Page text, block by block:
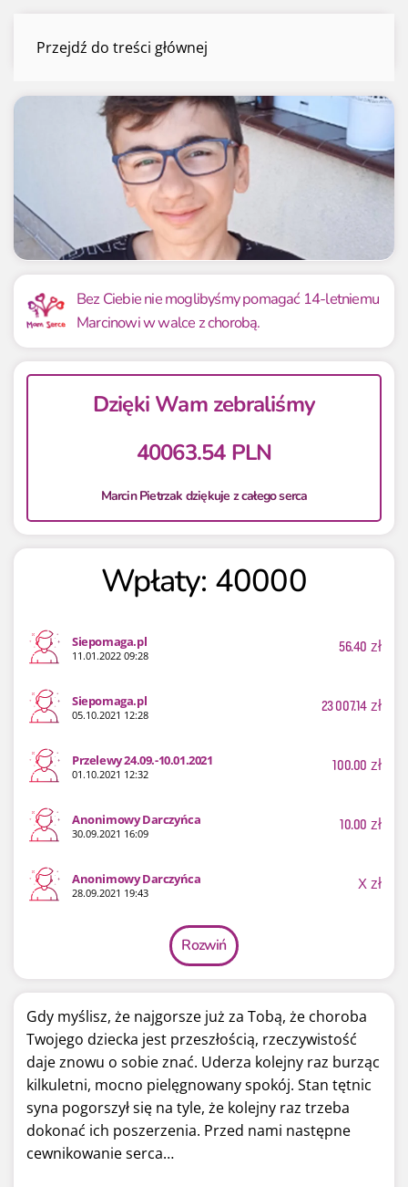
Przejdź do treści głównejMarcin Pietrzak
Mamy już
40 063.54 zł
Potrzebujemy
40 000 zł
100.16% 100.16%
Bez Ciebie nie moglibyśmy pomagać 14-letniemu
Marcinowi w walce z chorobą.
Dzięki Wam zebraliśmy
40063.54 PLN
Marcin Pietrzak dziękuje z całego serca
Wpłaty: 40000
Siepomaga.pl
11.01.2022 09:28 56.40 zł
Siepomaga.pl
05.10.2021 12:28 23 007.14zł
Przelewy 24.09.-10.01.2021
01.10.2021 12:32 100.00 zł
Anonimowy Darczyńca
30.09.2021 16:09 10.00 zł
Anonimowy Darczyńca
28.09.2021 19:43 Xzł
Rozwiń
Gdy myślisz, że najgorsze już za Tobą, że choroba
Twojego dziecka jest przeszłością, rzeczywistość
daje znowu o sobie znać. Uderza kolejny raz burząc
kilkuletni, mocno pielęgnowany spokój. Stan tętnic
syna pogorszył się na tyle, że kolejny raz trzeba
dokonać ich poszerzenia. Przed nami następne
cewnikowanie serca…